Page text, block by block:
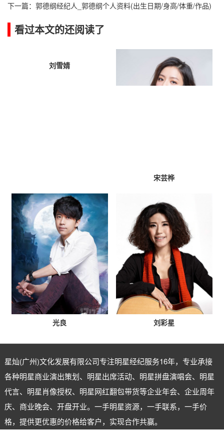
下一篇： 郭德纲经纪人_郭德纲个人资料(出生日期/身高/体重/作品)
看过本文的还阅读了
刘雪婧
宋芸桦
光良 刘彩星
星灿(广州)文化发展有限公司专注明星经纪服务16年，专业承接
各种明星商业演出策划、明星出席活动、明星拼盘演唱会、明星
代言、明星肖像授权、明星网红翻包带货等企业年会、企业周年
庆、商业晚会、开盘开业。一手明星资源，一手联系，一手价
格，提供更优惠的价格给客户，实现合作共赢。